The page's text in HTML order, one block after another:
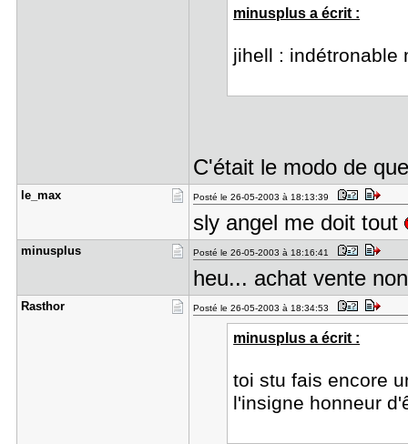
minusplus a écrit :
jihell :
C'était le modo de
le_max Posté le 26-05-2003 à 18:13:39
sly angel me doit tout
minusplus Posté le 26-05-2003 à 18:16:41
heu... achat vente
Rasthor Posté le 26-05-2003 à 18:34:53
minusplus a écrit :
toi stu fais encore
l'insigne honneur